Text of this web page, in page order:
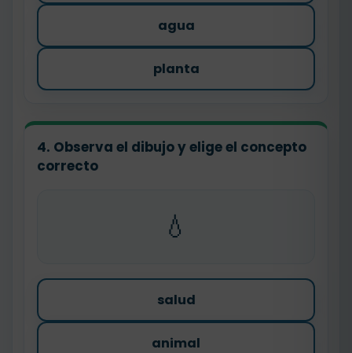
agua
planta
4. Observa el dibujo y elige el concepto
correcto
💧
salud
animal